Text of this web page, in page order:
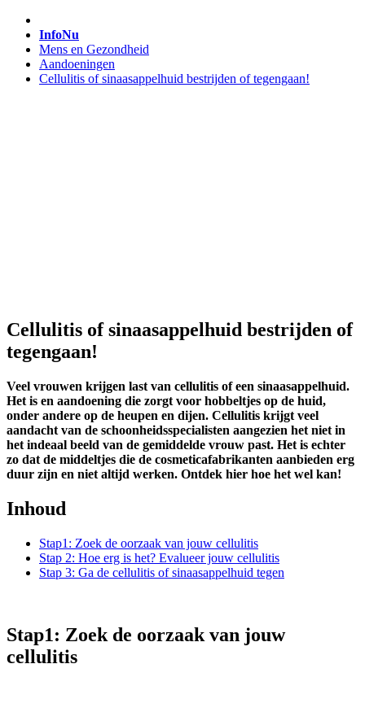
InfoNu
Mens en Gezondheid
Aandoeningen
Cellulitis of sinaasappelhuid bestrijden of tegengaan!
Cellulitis of sinaasappelhuid bestrijden of
tegengaan!
Veel vrouwen krijgen last van cellulitis of een sinaasappelhuid.
Het is en aandoening die zorgt voor hobbeltjes op de huid,
onder andere op de heupen en dijen. Cellulitis krijgt veel
aandacht van de schoonheidsspecialisten aangezien het niet in
het indeaal beeld van de gemiddelde vrouw past. Het is echter
zo dat de middeltjes die de cosmeticafabrikanten aanbieden erg
duur zijn en niet altijd werken. Ontdek hier hoe het wel kan!
Inhoud
Stap1: Zoek de oorzaak van jouw cellulitis
Stap 2: Hoe erg is het? Evalueer jouw cellulitis
Stap 3: Ga de cellulitis of sinaasappelhuid tegen
Stap1: Zoek de oorzaak van jouw
cellulitis